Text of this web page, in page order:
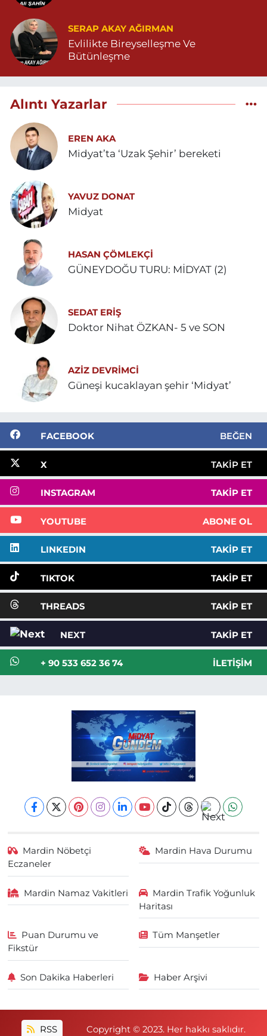
SERAP AKAY AĞIRMAN
Evlilikte Bireyselleşme Ve
Bütünleşme
Alıntı Yazarlar
EREN AKA
Midyat’ta ‘Uzak Şehir’ bereketi
YAVUZ DONAT
Midyat
HASAN ÇÖMLEKÇİ
GÜNEYDOĞU TURU: MİDYAT (2)
SEDAT ERİŞ
Doktor Nihat ÖZKAN- 5 ve SON
AZIZ DEVRIMCI
Güneşi kucaklayan şehir ‘Midyat’
FACEBOOK BEĞEN
X TAKIP ET
INSTAGRAM TAKIP ET
YOUTUBE ABONE OL
LINKEDIN TAKIP ET
TIKTOK TAKIP ET
THREADS TAKIP ET
NEXT TAKIP ET
+ 90 533 652 36 74 İLETIŞIM
Mardin Nöbetçi
Eczaneler
Mardin Hava Durumu
Mardin Namaz Vakitleri
Mardin Trafik Yoğunluk
Haritası
Puan Durumu ve
Fikstür
Tüm Manşetler
Son Dakika Haberleri Haber Arşivi
RSS Copyright © 2023. Her hakkı saklıdır.